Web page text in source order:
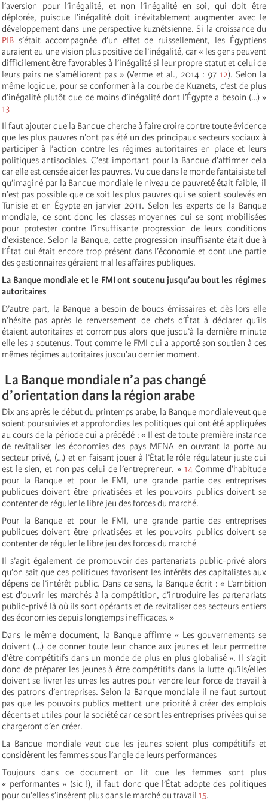
l’aversion pour l’inégalité, et non l’inégalité en soi, qui doit être
déplorée, puisque l’inégalité doit inévitablement augmenter avec le
développement dans une perspective kuznétsienne. Si la croissance du
PIB s’était accompagnée d’un effet de ruissellement, les Égyptiens
auraient eu une vision plus positive de l’inégalité, car « les gens peuvent
difficilement être favorables à l’inégalité si leur propre statut et celui de
leurs pairs ne s’améliorent pas » (Verme et al., 2014 : 97 12). Selon la
même logique, pour se conformer à la courbe de Kuznets, c’est de plus
d’inégalité plutôt que de moins d’inégalité dont l’Égypte a besoin (…) »
13
Il faut ajouter que la Banque cherche à faire croire contre toute évidence
que les plus pauvres n’ont pas été un des principaux secteurs sociaux à
participer à l’action contre les régimes autoritaires en place et leurs
politiques antisociales. C’est important pour la Banque d’affirmer cela
car elle est censée aider les pauvres. Vu que dans le monde fantaisiste tel
qu’imaginé par la Banque mondiale le niveau de pauvreté était faible, il
n’est pas possible que ce soit les plus pauvres qui se soient soulevés en
Tunisie et en Égypte en janvier 2011. Selon les experts de la Banque
mondiale, ce sont donc les classes moyennes qui se sont mobilisées
pour protester contre l’insuffisante progression de leurs conditions
d’existence. Selon la Banque, cette progression insuffisante était due à
l’État qui était encore trop présent dans l’économie et dont une partie
des gestionnaires géraient mal les affaires publiques.
La Banque mondiale et le FMI ont soutenu jusqu’au bout les régimes
autoritaires
D’autre part, la Banque a besoin de boucs émissaires et dès lors elle
n’hésite pas après le renversement de chefs d’État à déclarer qu’ils
étaient autoritaires et corrompus alors que jusqu’à la dernière minute
elle les a soutenus. Tout comme le FMI qui a apporté son soutien à ces
mêmes régimes autoritaires jusqu’au dernier moment.
La Banque mondiale n’a pas changé
d’orientation dans la région arabe
Dix ans après le début du printemps arabe, la Banque mondiale veut que
soient poursuivies et approfondies les politiques qui ont été appliquées
au cours de la période qui a précédé : « Il est de toute première instance
de revitaliser les économies des pays MENA en ouvrant la porte au
secteur privé, (…) et en faisant jouer à l’État le rôle régulateur juste qui
est le sien, et non pas celui de l’entrepreneur. » 14Comme d’habitude
pour la Banque et pour le FMI, une grande partie des entreprises
publiques doivent être privatisées et les pouvoirs publics doivent se
contenter de réguler le libre jeu des forces du marché.
Pour la Banque et pour le FMI, une grande partie des entreprises
publiques doivent être privatisées et les pouvoirs publics doivent se
contenter de réguler le libre jeu des forces du marché
Il s’agit également de promouvoir des partenariats public-privé alors
qu’on sait que ces politiques favorisent les intérêts des capitalistes aux
dépens de l’intérêt public. Dans ce sens, la Banque écrit : « L’ambition
est d’ouvrir les marchés à la compétition, d’introduire les partenariats
public-privé là où ils sont opérants et de revitaliser des secteurs entiers
des économies depuis longtemps inefficaces. »
Dans le même document, la Banque affirme « Les gouvernements se
doivent (…) de donner toute leur chance aux jeunes et leur permettre
d’être compétitifs dans un monde de plus en plus globalisé ». Il s’agit
donc de préparer les jeunes à être compétitifs dans la lutte qu’ils/elles
doivent se livrer les un·es les autres pour vendre leur force de travail à
des patrons d’entreprises. Selon la Banque mondiale il ne faut surtout
pas que les pouvoirs publics mettent une priorité à créer des emplois
décents et utiles pour la société car ce sont les entreprises privées qui se
chargeront d’en créer.
La Banque mondiale veut que les jeunes soient plus compétitifs et
considèrent les femmes sous l’angle de leurs performances
Toujours dans ce document on lit que les femmes sont plus
« performantes » (sic !), il faut donc que l’État adopte des politiques
pour qu’elles s’insèrent plus dans le marché du travail 15.